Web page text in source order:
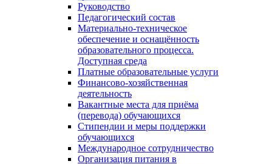
Руководство
Педагогический состав
Материально-техническое
обеспечение и оснащённость
образовательного процесса.
Доступная среда
Платные образовательные услуги
Финансово-хозяйственная
деятельность
Вакантные места для приёма
(перевода) обучающихся
Стипендии и меры поддержки
обучающихся
Международное сотрудничество
Организация питания в